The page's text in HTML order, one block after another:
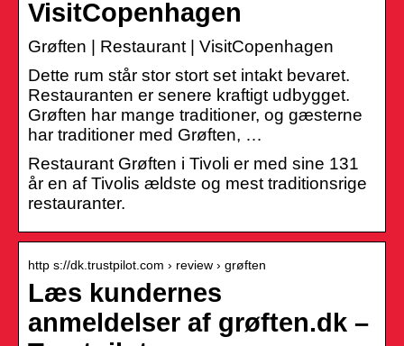
VisitCopenhagen
Grøften | Restaurant | VisitCopenhagen
Dette rum står stor stort set intakt bevaret.
Restauranten er senere kraftigt udbygget.
Grøften har mange traditioner, og gæsterne
har traditioner med Grøften, …
Restaurant Grøften i Tivoli er med sine 131
år en af Tivolis ældste og mest traditionsrige
restauranter.
http s://dk.trustpilot.com › review › grøften
Læs kundernes
anmeldelser af grøften.dk –